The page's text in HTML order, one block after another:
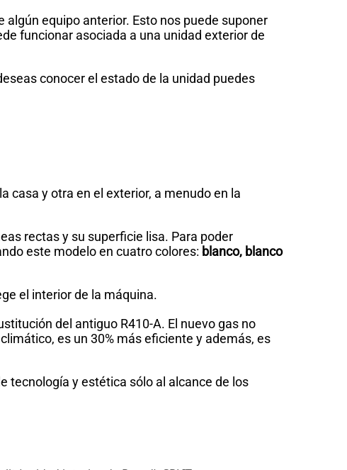
equipo anterior. Esto nos puede suponer
funcionar asociada a una unidad exterior de
conocer el estado de la unidad puedes
casa y otra en el exterior, a menudo en la
rectas y su superficie lisa. Para poder
este modelo en cuatro colores: blanco, blanco
el interior de la máquina.
del antiguo R410-A. El nuevo gas no
es un 30% más eficiente y además, es
tecnología y estética sólo al alcance de los